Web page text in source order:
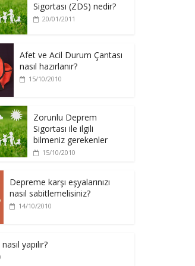
Sigortası (ZDS) nedir?
20/01/2011
Afet ve Acil Durum Çantası
nasıl hazırlanır?
15/10/2010
Zorunlu Deprem
Sigortası ile ilgili
bilmeniz gerekenler
15/10/2010
Depreme karşı eşyalarınızı
nasıl sabitlemelisiniz?
14/10/2010
yapılır?